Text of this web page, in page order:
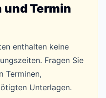
Termin
enthalten keine
Fragen Sie
Terminen,
Unterlagen.